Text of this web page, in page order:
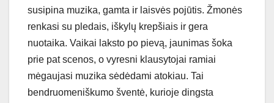
susipina muzika, gamta ir laisvės pojūtis. Žmonės
renkasi su pledais, iškylų krepšiais ir gera
nuotaika. Vaikai laksto po pievą, jaunimas šoka
prie pat scenos, o vyresni klausytojai ramiai
mėgaujasi muzika sėdėdami atokiau. Tai
bendruomeniškumo šventė, kurioje dingsta